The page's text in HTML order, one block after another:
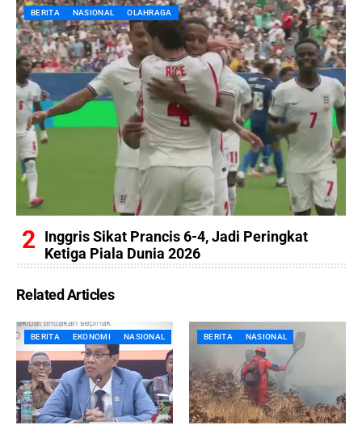
BERITA NASIONAL OLAHRAGA
Inggris Sikat Prancis 6-4, Jadi Peringkat
Ketiga Piala Dunia 2026
Related Articles
BERITA EKONOMI NASIONAL BERITA NASIONAL